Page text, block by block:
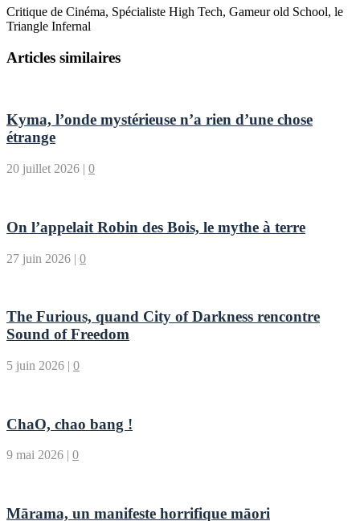
Critique de Cinéma, Spécialiste High Tech, Gameur old School, le
Triangle Infernal
Articles similaires
Kyma, l’onde mystérieuse n’a rien d’une chose
étrange
20 juillet 2026 | 0
On l’appelait Robin des Bois, le mythe à terre
27 juin 2026 | 0
The Furious, quand City of Darkness rencontre
Sound of Freedom
5 juin 2026 | 0
ChaO, chao bang !
9 mai 2026 | 0
Mārama, un manifeste horrifique māori